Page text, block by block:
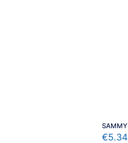
SAMMY
€5.34